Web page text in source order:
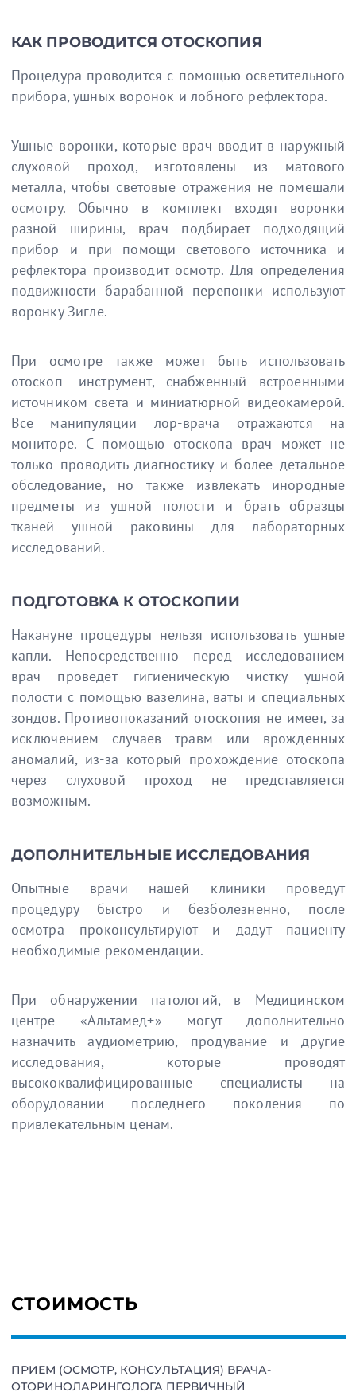
КАК ПРОВОДИТСЯ ОТОСКОПИЯ
Процедура проводится с помощью осветительного
прибора, ушных воронок и лобного рефлектора.
Ушные воронки, которые врач вводит в наружный
слуховой проход, изготовлены из матового
металла, чтобы световые отражения не помешали
осмотру. Обычно в комплект входят воронки
разной ширины, врач подбирает подходящий
прибор и при помощи светового источника и
рефлектора производит осмотр. Для определения
подвижности барабанной перепонки используют
воронку Зигле.
При осмотре также может быть использовать
отоскоп- инструмент, снабженный встроенными
источником света и миниатюрной видеокамерой.
Все манипуляции лор-врача отражаются на
мониторе. С помощью отоскопа врач может не
только проводить диагностику и более детальное
обследование, но также извлекать инородные
предметы из ушной полости и брать образцы
тканей ушной раковины для лабораторных
исследований.
ПОДГОТОВКА К ОТОСКОПИИ
Накануне процедуры нельзя использовать ушные
капли. Непосредственно перед исследованием
врач проведет гигиеническую чистку ушной
полости с помощью вазелина, ваты и специальных
зондов. Противопоказаний отоскопия не имеет, за
исключением случаев травм или врожденных
аномалий, из-за который прохождение отоскопа
через слуховой проход не представляется
возможным.
ДОПОЛНИТЕЛЬНЫЕ ИССЛЕДОВАНИЯ
Опытные врачи нашей клиники проведут
процедуру быстро и безболезненно, после
осмотра проконсультируют и дадут пациенту
необходимые рекомендации.
При обнаружении патологий, в Медицинском
центре «Альтамед+» могут дополнительно
назначить аудиометрию, продувание и другие
исследования, которые проводят
высококвалифицированные специалисты на
оборудовании последнего поколения по
привлекательным ценам.
СТОИМОСТЬ
ПРИЕМ (ОСМОТР, КОНСУЛЬТАЦИЯ) ВРАЧА-
ОТОРИНОЛАРИНГОЛОГА ПЕРВИЧНЫЙ